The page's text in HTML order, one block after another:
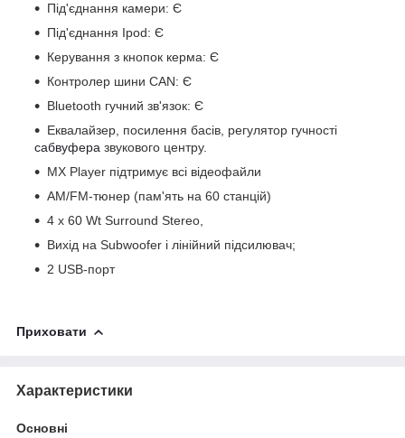
Під'єднання камери: Є
Під'єднання Ipod: Є
Керування з кнопок керма: Є
Контролер шини CAN: Є
Bluetooth гучний зв'язок: Є
Еквалайзер, посилення басів, регулятор гучності
сабвуфера звукового центру.
MX Player підтримує всі відеофайли
AM/FM-тюнер (пам'ять на 60 станцій)
4 х 60 Wt Surround Stereo,
Вихід на Subwoofer і лінійний підсилювач;
2 USB-порт
Приховати
Характеристики
Основні